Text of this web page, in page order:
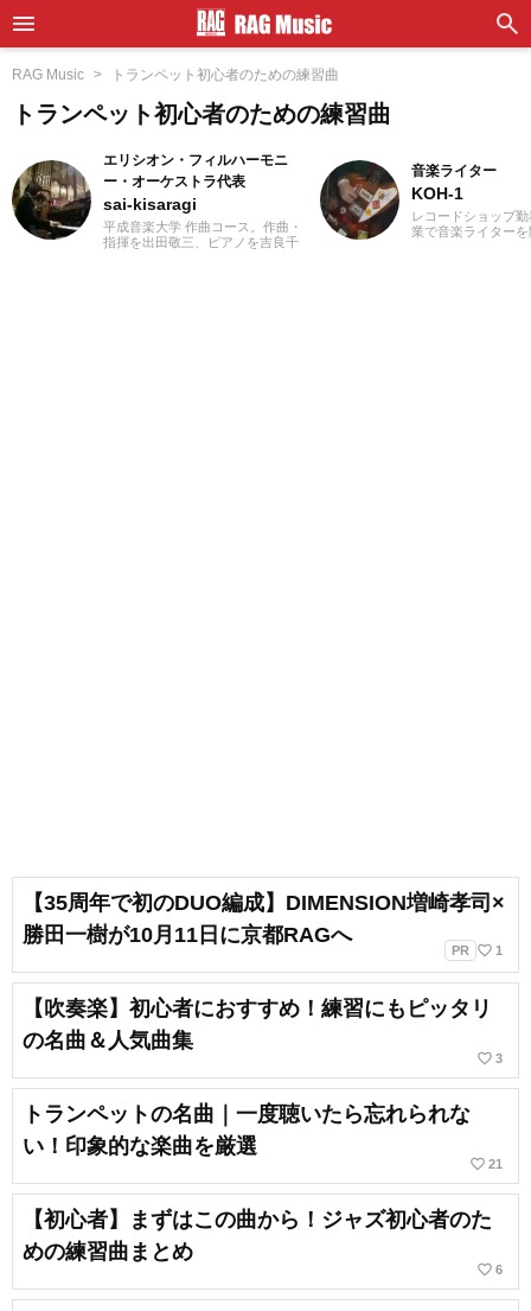
RAG Music トランペット初心者のための練習曲
トランペット初心者のための練習曲
エリシオン・フィルハーモニ
ー・オーケストラ代表
sai-kisaragi
平成音楽大学 作曲コース。作曲・
指揮を出田敬三、ピアノを吉良千
音楽ライター
KOH-1
レコードショップ
業で音楽ライター
【35周年で初のDUO編成】DIMENSION増崎孝司×
勝田一樹が10月11日に京都RAGへ
PR favorite_border 1
【吹奏楽】初心者におすすめ！練習にもピッタリ
の名曲＆人気曲集
favorite_border 3
トランペットの名曲｜一度聴いたら忘れられな
い！印象的な楽曲を厳選
favorite_border 21
【初心者】まずはこの曲から！ジャズ初心者のた
めの練習曲まとめ
favorite_border 6